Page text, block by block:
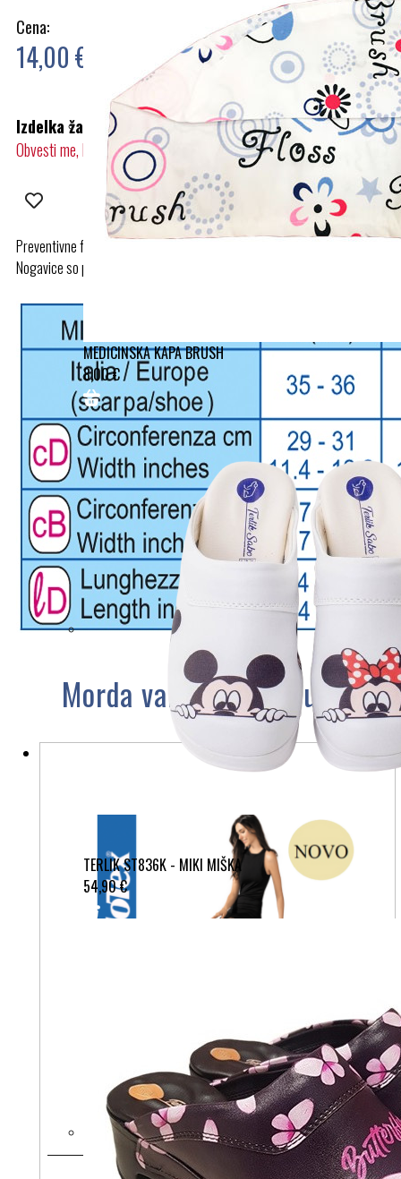
MEDICINSKA KAPA BRUSH
8,00 €
TERLIK ST836K - MIKI MIŠKA
54,90 €
Cena:
14,00 €
Izdelka žal trenutno ni na zalogi.
Obvesti me, ko bo na zalogi
Preventivne fino pletene kompresijske nogavice, idealne za potovanja.
Nogavice so primerne za oba spola.
Morda vam bo všeč tudi